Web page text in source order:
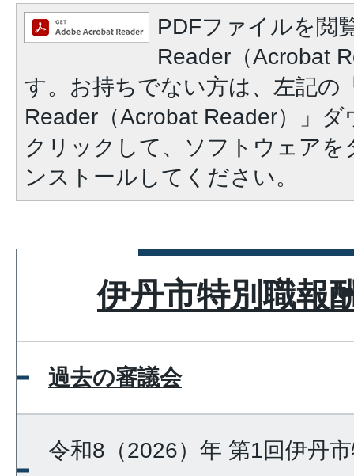
PDFファイルを閲
Reader（Acrobat
す。お持ちでない方は、左記の
Reader（Acrobat Reader）」
クリックして、ソフトウェア
ンストールしてください。
伊丹市特別職報
過去の審議会
令和8（2026）年 第1回伊丹